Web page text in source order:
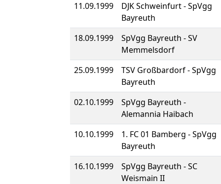
11.09.1999
DJK Schweinfurt - SpVgg
Bayreuth
18.09.1999
SpVgg Bayreuth - SV
Memmelsdorf
25.09.1999
TSV Großbardorf - SpVgg
Bayreuth
02.10.1999
SpVgg Bayreuth -
Alemannia Haibach
10.10.1999
1. FC 01 Bamberg - SpVgg
Bayreuth
16.10.1999
SpVgg Bayreuth - SC
Weismain II